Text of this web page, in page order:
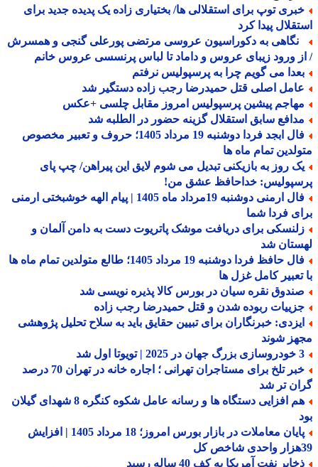
توپ برای استقلالی ها/ بختیاری زاده یک پدیده جدید برای
پیدا کرد
به دکوراسیون عروسی مرتضی پورعلی گنجی و همسرش
ورود زیبای عروس و داماد تا لباس پرنسسی عروس خانم
می گویم چرا به پرسپولیس نرفتم
اصلی قتل حمیدرضا رجب زاده دستگیر شد
پیشین پرسپولیس امروز مقابل چلسی +عکس
سابق استقلال گزینه حضور در الطلبه شد
فال ابجد فردا دوشنبه 19 مرداد 1405؛ حروف و تعبیر مخصوص
تمام ماه ها
روز به بازیکنی تبدیل می شوم لایق این پیراهن/ چپ پای
خداحافظ عشق من!
فال ارمنی دوشنبه 19مرداد ماه 1405 | پیام الهه خوشبختی ارمنی
فردا شما
برای دریافت موشک پاتریوت دست به دامن آلمان و
شد
فال حافظ فردا دوشنبه 19 مرداد 1405؛ طالع متولدین تمام ماه ها
کامل غزل ها
نقره سیان در بورس کالا پذیره نویسی شد
ربوده شدن و قتل حمیدرضا رجب زاده
خبرنگاران برای تبیین حقایق باید به سلاح تحلیل پژوهشی
شوند
خبر تلخ برای مستاجران تهرانی ؛ اجاره خانه در تهران 70 درصد
تر شد
هم افزایی دستگاه ها و رسانه عامل شکوه کنگره 8 شهدای گیلان
پایان معاملات در بازار بورس امروز؛ 18 مرداد 1405 | افزایش
نفت آمریکا به کف 40 ساله رسید